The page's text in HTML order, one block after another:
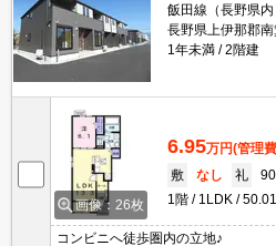
飯田線（長野県
長野県上伊那郡
1年未満
2階建
画像：26枚
6.95万円(管理
敷
なし 礼
1階
1LDK
コンビニへ徒歩圏内の立地♪